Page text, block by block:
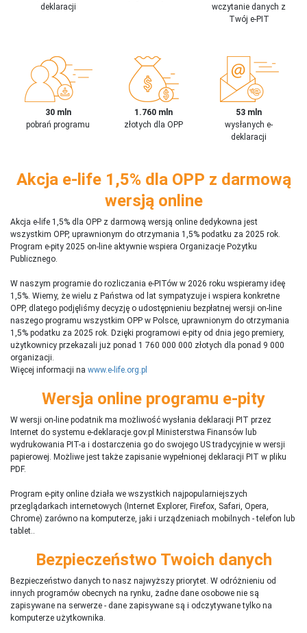
deklaracji
wczytanie danych z
Twój e-PIT
30 mln
pobrań programu
1.760 mln
złotych dla OPP
53 mln
wysłanych e-
deklaracji
Akcja e-life 1,5% dla OPP z darmową
wersją online
Akcja e-life 1,5% dla OPP z darmową wersją online dedykowna jest
wszystkim OPP, uprawnionym do otrzymania 1,5% podatku za 2025 rok.
Program e-pity 2025 on-line aktywnie wspiera Organizacje Pożytku
Publicznego.
W naszym programie do rozliczania e-PITów w 2026 roku wspieramy ideę
1,5%. Wiemy, że wielu z Państwa od lat sympatyzuje i wspiera konkretne
OPP, dlatego podjęliśmy decyzję o udostępnieniu bezpłatnej wersji on-line
naszego programu wszystkim OPP w Polsce, uprawnionym do otrzymania
1,5% podatku za 2025 rok. Dzięki programowi e-pity od dnia jego premiery,
użytkownicy przekazali już ponad 1 760 000 000 złotych dla ponad 9 000
organizacji.
Więcej informacji na www.e-life.org.pl
Wersja online programu e-pity
W wersji on-line podatnik ma możliwość wysłania deklaracji PIT przez
Internet do systemu e-deklaracje.gov.pl Ministerstwa Finansów lub
wydrukowania PIT-a i dostarczenia go do swojego US tradycyjnie w wersji
papierowej. Możliwe jest także zapisanie wypełnionej deklaracji PIT w pliku
PDF.
Program e-pity online działa we wszystkich najpopularniejszych
przeglądarkach internetowych (Internet Explorer, Firefox, Safari, Opera,
Chrome) zarówno na komputerze, jaki i urządzeniach mobilnych - telefon lub
tablet..
Bezpieczeństwo Twoich danych
Bezpieczeństwo danych to nasz najwyższy priorytet. W odróżnieniu od
innych programów obecnych na rynku, żadne dane osobowe nie są
zapisywane na serwerze - dane zapisywane są i odczytywane tylko na
komputerze użytkownika.